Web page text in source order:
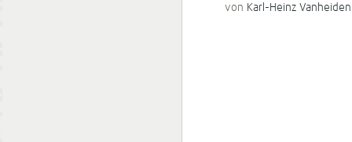
von Karl-Heinz Vanheiden